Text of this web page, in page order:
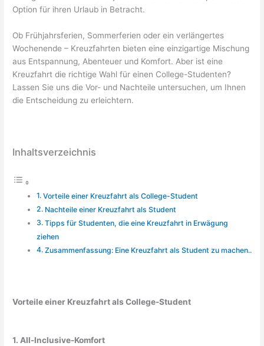
Option für ihren Urlaub in Betracht.
Ob Frühjahrsferien, Sommerferien oder ein verlängertes
Wochenende – Kreuzfahrten bieten eine einzigartige Mischung
aus Entspannung, Abenteuer und Komfort. Aber ist eine
Kreuzfahrt die richtige Wahl für einen College-Studenten?
Lassen Sie uns die Vor- und Nachteile untersuchen, um Ihnen
die Entscheidung zu erleichtern.
Inhaltsverzeichnis
Vorteile einer Kreuzfahrt als College-Student
Nachteile einer Kreuzfahrt als Student
Tipps für Studenten, die eine Kreuzfahrt in Erwägung
ziehen
Zusammenfassung: Eine Kreuzfahrt als Student zu machen..
Vorteile einer Kreuzfahrt als College-Student
1. All-Inclusive-Komfort